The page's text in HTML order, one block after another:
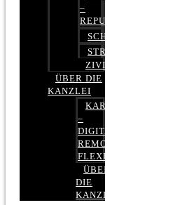
–
SCHUFARECHT
STRAFRECHT
ZIVILRECHT
ÜBER DIE
KANZLEI
KARRIERE
–
DIGITAL,
REMOTE,
FLEXIBEL
ÜBER
DIE
KANZLEI